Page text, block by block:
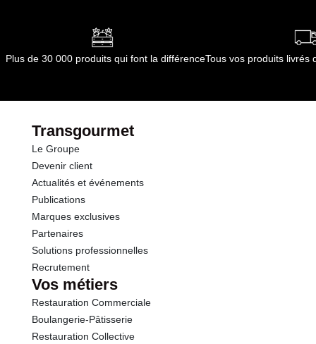
recommandé de nettoyer le FLEXIPAN après
chaque utilisation. Selon le produit qu'il aura
contenu, un simple trempage ou passage sous l'eau
30 barquettes bâteau, L 106 x lg 45 x H 15 mm
Format 600 x 400
Plus de 30 000 produits qui font la différenceTous vos produits livrés
Transgourmet
Le Groupe
Devenir client
Actualités et événements
Publications
Marques exclusives
Partenaires
Solutions professionnelles
Recrutement
Vos métiers
Restauration Commerciale
Boulangerie-Pâtisserie
Restauration Collective